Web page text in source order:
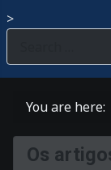
>
You are here:
Os